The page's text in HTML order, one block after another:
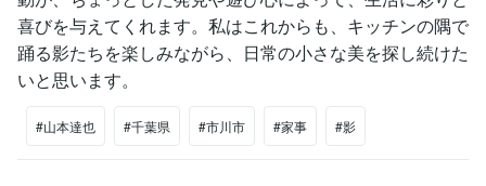
喜びを与えてくれます。私はこれからも、キッチンの隅で
踊る影たちを楽しみながら、日常の小さな美を探し続けた
いと思います。
#山本達也 #千葉県 #市川市 #家事 #影